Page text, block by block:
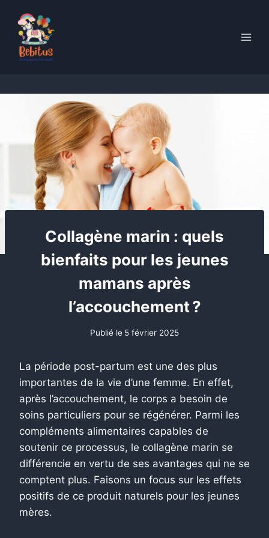
content
Collagène marin : quels
bienfaits pour les jeunes
mamans après
l’accouchement ?
Publié le 5 février 2025
La période post-partum est une des plus
importantes de la vie d’une femme. En effet,
après l’accouchement, le corps a besoin de
soins particuliers pour se régénérer. Parmi les
compléments alimentaires capables de
soutenir ce processus, le collagène marin se
différencie en vertu de ses avantages qui ne se
comptent plus. Faisons un focus sur les effets
positifs de ce produit naturels pour les jeunes
mères.